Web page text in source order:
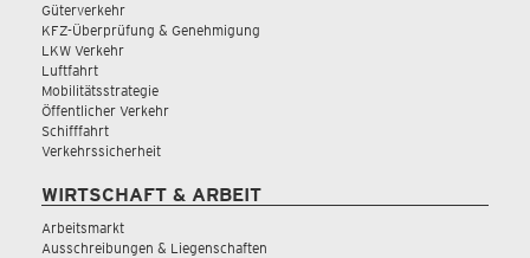
Güterverkehr
KFZ-Überprüfung & Genehmigung
LKW Verkehr
Luftfahrt
Mobilitätsstrategie
Öffentlicher Verkehr
Schifffahrt
Verkehrssicherheit
WIRTSCHAFT & ARBEIT
Arbeitsmarkt
Ausschreibungen & Liegenschaften